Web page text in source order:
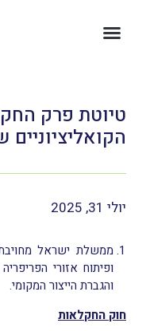
טיוטת פרק
יולי 31, 2025
ממשלת ישראל
ופיתוח אזורי
והגברת הייצור המקומי.
חוק החקלאות